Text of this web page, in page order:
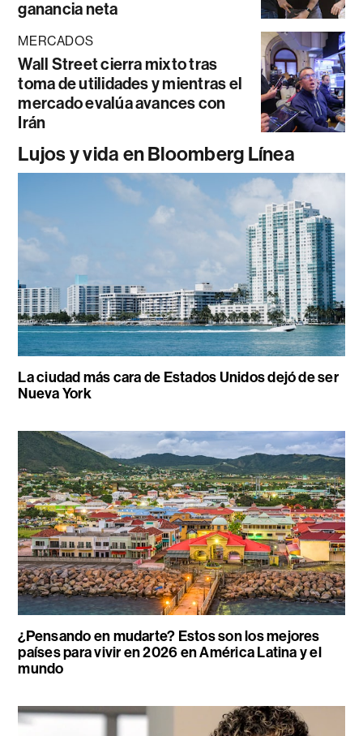
ganancia neta
MERCADOS
Wall Street cierra mixto tras
toma de utilidades y mientras el
mercado evalúa avances con
Irán
Lujos y vida en Bloomberg Línea
La ciudad más cara de Estados Unidos dejó de ser
Nueva York
¿Pensando en mudarte? Estos son los mejores
países para vivir en 2026 en América Latina y el
mundo